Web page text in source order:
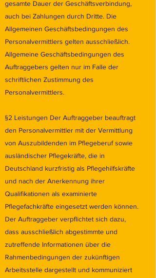
gesamte Dauer der Geschäftsverbindung,
auch bei Zahlungen durch Dritte. Die
Allgemeinen Geschäftsbedingungen des
Personalvermittlers gelten ausschließlich.
Allgemeine Geschäftsbedingungen des
Auftraggebers gelten nur im Falle der
schriftlichen Zustimmung des
Personalvermittlers.
§2 Leistungen Der Auftraggeber beauftragt
den Personalvermittler mit der Vermittlung
von Auszubildenden im Pflegeberuf sowie
ausländischer Pflegekräfte, die in
Deutschland kurzfristig als Pflegehilfskräfte
und nach der Anerkennung ihrer
Qualifikationen als examinierte
Pflegefachkräfte eingesetzt werden können.
Der Auftraggeber verpflichtet sich dazu,
dass ausschließlich abgestimmte und
zutreffende Informationen über die
Rahmenbedingungen der zukünftigen
Arbeitsstelle dargestellt und kommuniziert